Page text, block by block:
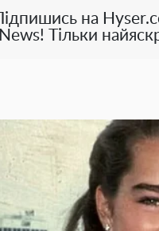
Підпишись на
News! Тільки